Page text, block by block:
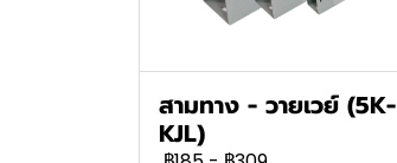
สามทาง - วายเวย์ (5K-
KJL)